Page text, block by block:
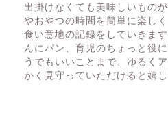
出掛けなくても美味しいもの
やおやつの時間を簡単に楽し
食い意地の記録をしていきま
んにパン、育児のちょっと役
うでもいいことまで、ゆるく
かく見守っていただけると嬉し